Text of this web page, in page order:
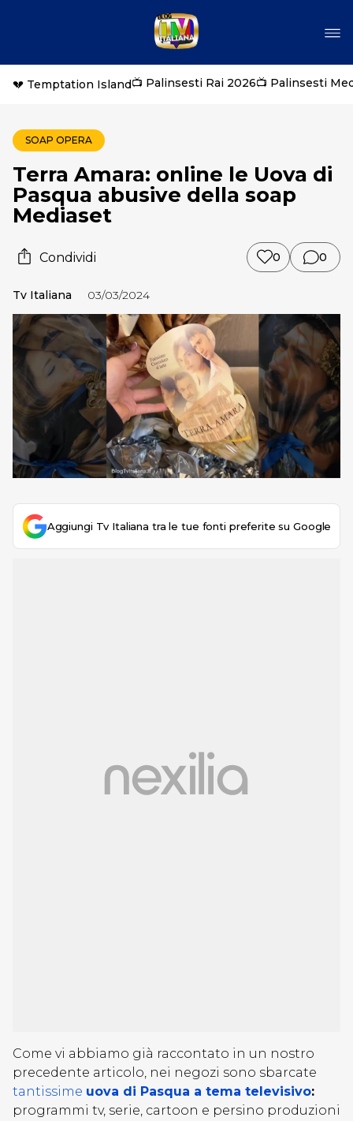
💔 Temptation Island📺 Palinsesti Rai 2026📺 Palinsesti
SOAP OPERA
Terra Amara: online le Uova di
Pasqua abusive della soap
Mediaset
Condividi 0 0
Tv Italiana 03/03/2024
Aggiungi Tv Italiana tra le tue fonti preferite su Google
Come vi abbiamo già raccontato in un nostro
precedente articolo, nei negozi sono sbarcate
tantissime uova di Pasqua a tema televisivo:
programmi tv, serie, cartoon e persino produzioni